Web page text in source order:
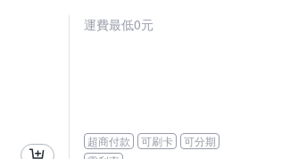
運費最低0元
超商付款 可刷卡
可分期